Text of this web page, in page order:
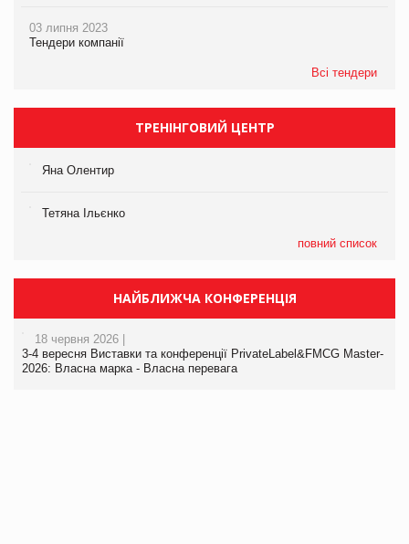
03 липня 2023
Тендери компанії
Всі тендери
ТРЕНІНГОВИЙ ЦЕНТР
Яна Олентир
Тетяна Ільєнко
повний список
НАЙБЛИЖЧА КОНФЕРЕНЦІЯ
18 червня 2026 |
3-4 вересня Виставки та конференції PrivateLabel&FMCG Master-
2026: Власна марка - Власна перевага